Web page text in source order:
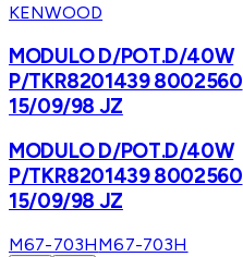
KENWOOD
MODULO D/POT.D/40W
P/TKR8201439 8002560
15/09/98 JZ
MODULO D/POT.D/40W
P/TKR8201439 8002560
15/09/98 JZ
M67-703HM67-703H